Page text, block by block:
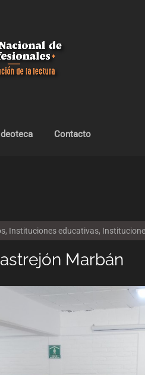
Contacto
, Instituciones educativas,
Marbán